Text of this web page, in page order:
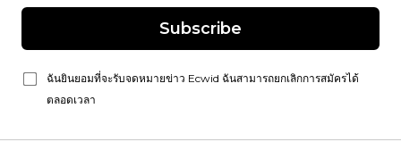
Subscribe
ฉันยินยอมที่จะรับจดหมายข่าว Ecwid ฉันสามารถยกเลิกการสมัครได้
ตลอดเวลา